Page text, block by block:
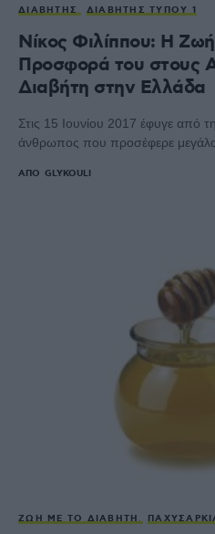
ΔΙΑΒΉΤΗΣ ΔΙΑΒΉΤΗΣ ΤΎΠΟΥ 1
Νίκος Φιλίππου: Η
Προσφορά του στους
Διαβήτη στην Ελλάδα
Στις 15 Ιουνίου 2017 έφυγε από
άνθρωπος που προσέφερε
ΑΠΌ GLYKOULI
ΖΩΉ ΜΕ ΤΟ ΔΙΑΒΉΤΗ